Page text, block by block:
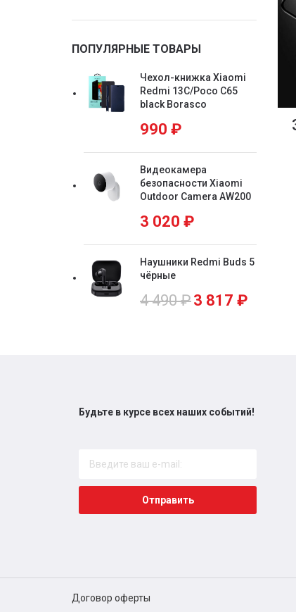
ПОПУЛЯРНЫЕ ТОВАРЫ
Чехол-книжка Xiaomi
Redmi 13C/Poco C65
black Borasco
990 ₽
Видеокамера
безопасности Xiaomi
Outdoor Camera AW200
3 020 ₽
Наушники Redmi Buds 5
чёрные
4 490₽3 817 ₽
Будьте в курсе всех наших событий!
Отправить
Договор оферты